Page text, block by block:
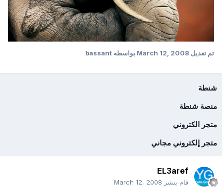
تم تعديلMarch 12, 2008بواسطه bassant
شنطة
منصة شنطة
متجر الكتروني
متجر إلكتروني مجاني
EL3aref
قام بنشر March 12, 2008